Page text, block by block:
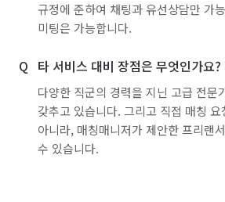
규정에 준하여 채팅과 유선상담만 가
미팅은 가능합니다.
타 서비스 대비 장점은 무엇인가요?
다양한 직군의 경력을 지닌 고급 전문
갖추고 있습니다. 그리고 직접 매칭
아니라, 매칭매니저가 제안한 프리랜
수 있습니다.